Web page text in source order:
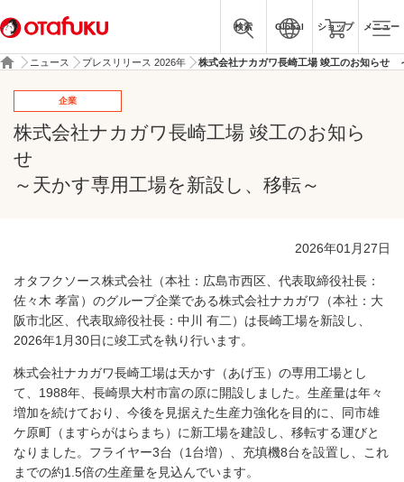
検索 Global ショップ メニュー
ニュース プレスリリース 2026年 株式会社ナカガワ長崎工場 竣工のお知らせ
企業
株式会社ナカガワ長崎工場 竣工のお知ら
せ
～天かす専用工場を新設し、移転～
2026年01月27日
オタフクソース株式会社（本社：広島市西区、代表取締役社長：
佐々木 孝富）のグループ企業である株式会社ナカガワ（本社：大
阪市北区、代表取締役社長：中川 有二）は長崎工場を新設し、
2026年1月30日に竣工式を執り行います。
株式会社ナカガワ長崎工場は天かす（あげ玉）の専用工場とし
て、1988年、長崎県大村市富の原に開設しました。生産量は年々
増加を続けており、今後を見据えた生産力強化を目的に、同市雄
ケ原町（ますらがはらまち）に新工場を建設し、移転する運びと
なりました。フライヤー3台（1台増）、充填機8台を設置し、これ
までの約1.5倍の生産量を見込んでいます。